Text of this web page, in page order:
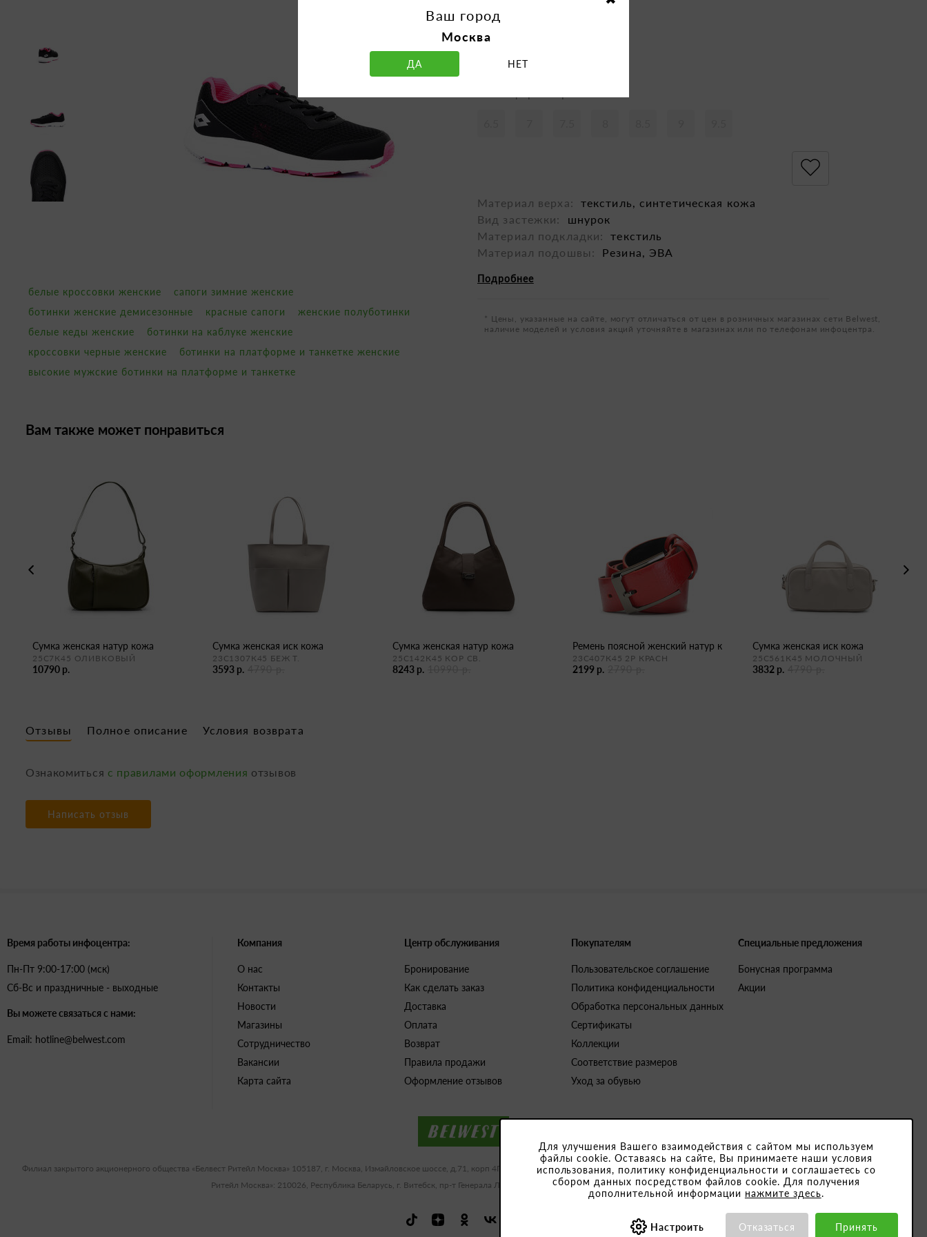
Для улучшения Вашего взаимодействия с сайтом мы используем
файлы cookie. Оставаясь на сайте, Вы принимаете наши условия
использования, политику конфиденциальности и соглашаетесь со
сбором данных посредством файлов cookie. Для получения
дополнительной информации нажмите здесь.
Настроить Отказаться Принять
белые кроссовки женские
сапоги зимние женские
ботинки женские демисезонные
красные сапоги
женские полуботинки
белые кеды женские
ботинки на каблуке женские
кроссовки черные женские
ботинки на платформе и танкетке женские
высокие мужские ботинки на платформе и танкетке
Материал верха:
текстиль, синтетическая кожа
Вид застежки:
шнурок
Материал подкладки:
текстиль
Материал подошвы:
Резина, ЭВА
Подробнее
* Цены, указанные на сайте, могут отличаться от цен в розничных магазинах сети Belwest,
наличие моделей и условия акций уточняйте в магазинах или по телефонам инфоцентра.
Вам также может понравиться
сумка женская натур кожа
25С7К45 ОЛИВКОВЫЙ
10790 р.
сумка женская иск кожа
23С1307К45 БЕЖ Т.
3593 р.
сумка женская натур кожа
25С142К45 КОР СВ.
8243 р.
ремень поясной женский натур к
23С407К45 2Р КРАСН
2199 р.
сумка женская иск кожа
25С561К45 МОЛОЧНЫЙ
3832 р.
Отзывы Полное описание Условия возврата
Ознакомиться с правилами оформления отзывов
Написать отзыв
Время работы инфоцентра:
Пн-Пт 9:00-17:00 (мск)
Сб-Вс и праздничные - выходные
Вы можете связаться с нами:
Email: hotline@belwest.com
Компания
О нас
Контакты
Новости
Магазины
Сотрудничество
Вакансии
Карта сайта
Центр обслуживания
Бронирование
Как сделать заказ
Доставка
Оплата
Возврат
Правила продажи
Оформление отзывов
Покупателям
Пользовательское соглашение
Политика конфиденциальности
Обработка персональных данных
Сертификаты
Коллекции
Соответствие размеров
Уход за обувью
Специальные предложения
Бонусная программа
Акции
Филиал закрытого акционерного общества «Белвест Ритейл Москва» 105187, г. Москва, Измайловское шоссе, д.71, корп 4Г-Д ИНН/КПП 9909483591/774791001. Юридический адрес закрытого акционерного общества «Белвест
Ритейл Москва»: 210026, Республика Беларусь, г. Витебск, пр-т Генерала Людникова, 10-1, УНП 391815189, ОКПО 501066892000
Москва
ДА НЕТ
Ваш город